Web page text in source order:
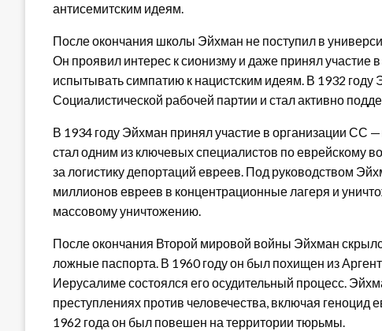
антисемитским идеям.
После окончания школы Эйхман не поступил в
Он проявил интерес к сионизму и даже принял участие
испытывать симпатию к нацистским идеям. В 1932
Социалистической рабочей партии и стал активно
В 1934 году Эйхман принял участие в организации СС
стал одним из ключевых специалистов по еврейскому
за логистику депортаций евреев. Под руководством
миллионов евреев в концентрационные лагеря и
массовому уничтожению.
После окончания Второй мировой войны Эйхман
ложные паспорта. В 1960 году он был похищен из
Иерусалиме состоялся его осудительный процесс.
преступлениях против человечества, включая геноцид
1962 года он был повешен на территории тюрьмы.